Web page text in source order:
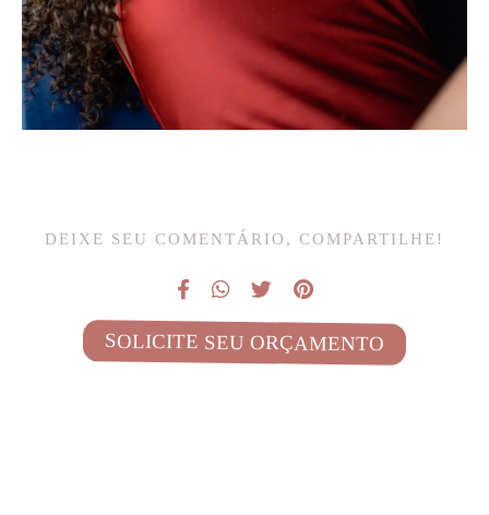
DEIXE SEU COMENTÁRIO, COMPARTILHE!
SOLICITE SEU ORÇAMENTO